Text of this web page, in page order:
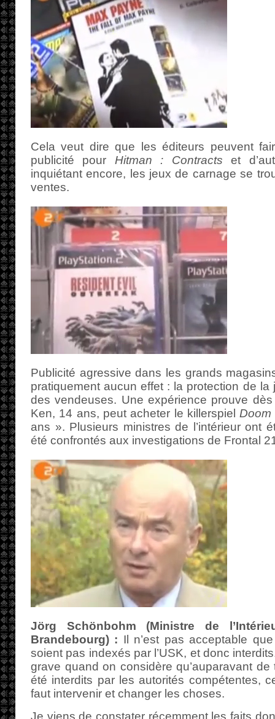
Cela veut dire que les éditeurs peuvent
publicité pour Hitman : Contracts et
inquiétant encore, les jeux de carnage se
ventes.
Publicité agressive dans les grands
pratiquement aucun effet : la protection de
des vendeuses. Une expérience prouve
Ken, 14 ans, peut acheter le killerspiel Doom
ans ». Plusieurs ministres de l’intérieur ont
été confrontés aux investigations de Frontal
Jörg Schönbohm (Ministre de
Brandebourg) : Il n’est pas acceptable
soient pas indexés par l’USK, et donc
grave quand on considère qu’auparavant
été interdits par les autorités compétentes,
faut intervenir et changer les choses.
Je viens de constater récemment les faits